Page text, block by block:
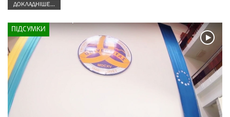
ДОКЛАДНІШЕ...
ПІДСУМКИ